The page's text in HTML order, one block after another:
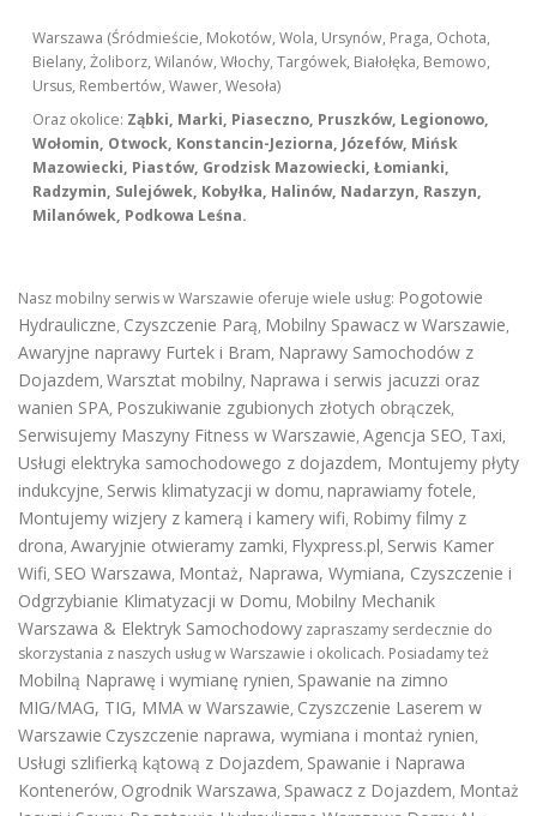
Warszawa (Śródmieście, Mokotów, Wola, Ursynów, Praga, Ochota,
Bielany, Żoliborz, Wilanów, Włochy, Targówek, Białołęka, Bemowo,
Ursus, Rembertów, Wawer, Wesoła)
Oraz okolice: Ząbki, Marki, Piaseczno, Pruszków, Legionowo,
Wołomin, Otwock, Konstancin-Jeziorna, Józefów, Mińsk
Mazowiecki, Piastów, Grodzisk Mazowiecki, Łomianki,
Radzymin, Sulejówek, Kobyłka, Halinów, Nadarzyn, Raszyn,
Milanówek, Podkowa Leśna.
Nasz mobilny serwis w Warszawie oferuje wiele usług: Pogotowie
Hydrauliczne, Czyszczenie Parą, Mobilny Spawacz w Warszawie,
Awaryjne naprawy Furtek i Bram, Naprawy Samochodów z
Dojazdem, Warsztat mobilny, Naprawa i serwis jacuzzi oraz
wanien SPA, Poszukiwanie zgubionych złotych obrączek,
Serwisujemy Maszyny Fitness w Warszawie, Agencja SEO, Taxi,
Usługi elektryka samochodowego z dojazdem, Montujemy płyty
indukcyjne, Serwis klimatyzacji w domu, naprawiamy fotele,
Montujemy wizjery z kamerą i kamery wifi, Robimy filmy z
drona, Awaryjnie otwieramy zamki, Flyxpress.pl, Serwis Kamer
Wifi, SEO Warszawa, Montaż, Naprawa, Wymiana, Czyszczenie i
Odgrzybianie Klimatyzacji w Domu, Mobilny Mechanik
Warszawa & Elektryk Samochodowy zapraszamy serdecznie do
skorzystania z naszych usług w Warszawie i okolicach. Posiadamy też
Mobilną Naprawę i wymianę rynien, Spawanie na zimno
MIG/MAG, TIG, MMA w Warszawie, Czyszczenie Laserem w
Warszawie Czyszczenie naprawa, wymiana i montaż rynien,
Usługi szlifierką kątową z Dojazdem, Spawanie i Naprawa
Kontenerów, Ogrodnik Warszawa, Spawacz z Dojazdem, Montaż